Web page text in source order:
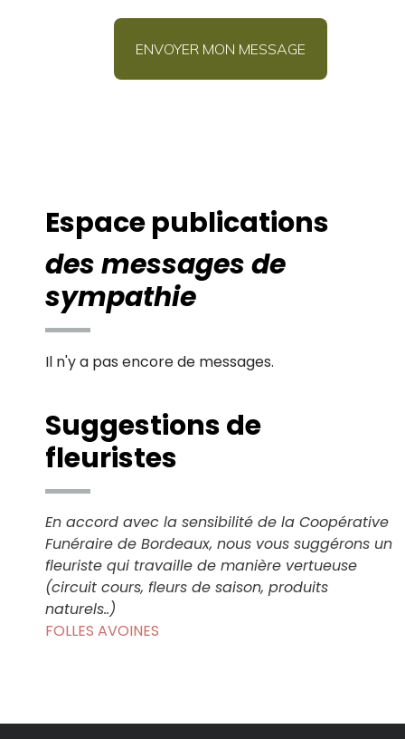
Espace publications
des messages de
sympathie
Il n'y a pas encore de messages.
Suggestions de
fleuristes
En accord avec la sensibilité de la Coopérative
Funéraire de Bordeaux, nous vous suggérons un
fleuriste qui travaille de manière vertueuse
(circuit cours, fleurs de saison, produits
naturels..)
FOLLES AVOINES